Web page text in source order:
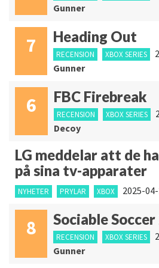
Gunner
7 Heading Out
RECENSION XBOX SERIES
Gunner
6 FBC Firebreak
RECENSION XBOX SERIES
Decoy
LG meddelar att de
på sina tv-apparater
NYHETER PRYLAR XBOX 2025-
8 Sociable Soccer
RECENSION XBOX SERIES
Gunner